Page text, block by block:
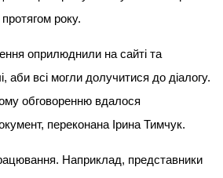
року.
оприлюднили на сайті та
аби всі могли долучитися до діалогу.
обговоренню вдалося
переконана Ірина Тимчук.
Наприклад, представники